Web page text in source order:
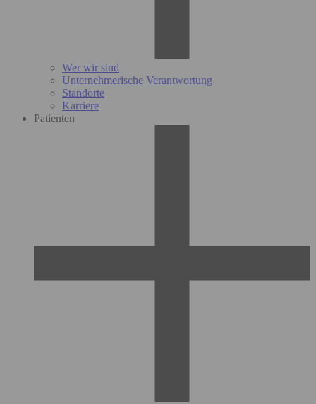
Wer wir sind
Unternehmerische Verantwortung
Standorte
Karriere
Patienten